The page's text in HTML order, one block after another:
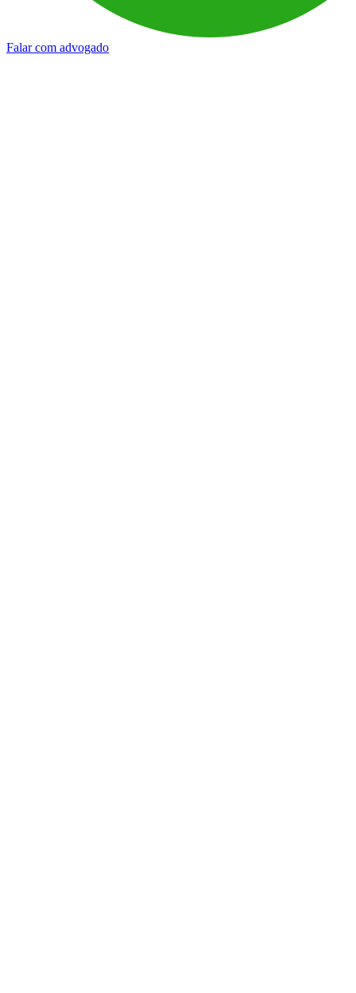
Falar com advogado